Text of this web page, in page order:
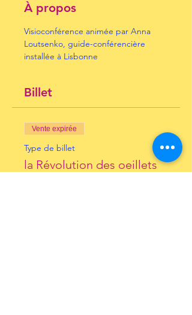
À propos
Visioconférence animée par Anna
Loutsenko, guide-conférencière
installée à Lisbonne
Billet
Vente expirée
Type de billet
la Révolution des oeillets